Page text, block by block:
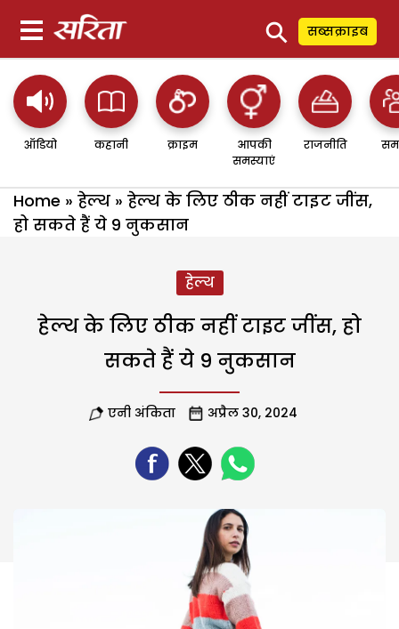
⚲ सब्सक्राइब
ऑडियो कहानी क्राइम
आपकी
समस्याएं
राजनीति
Home » हेल्थ » हेल्थ के लिए ठीक नहीं टाइट जींस,
हो सकते हैं ये 9 नुकसान
हेल्थ
हेल्थ के लिए ठीक नहीं टाइट जींस, हो
सकते हैं ये 9 नुकसान
एनी अंकिता अप्रैल 30, 2024